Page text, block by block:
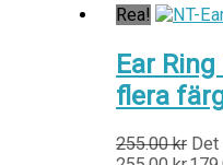
Rea!
Ear
flera
255.00kr